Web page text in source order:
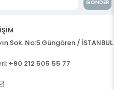
GÖNDER
Sok. No:5 Güngören / İSTANBUL
+90 212 505 55 77